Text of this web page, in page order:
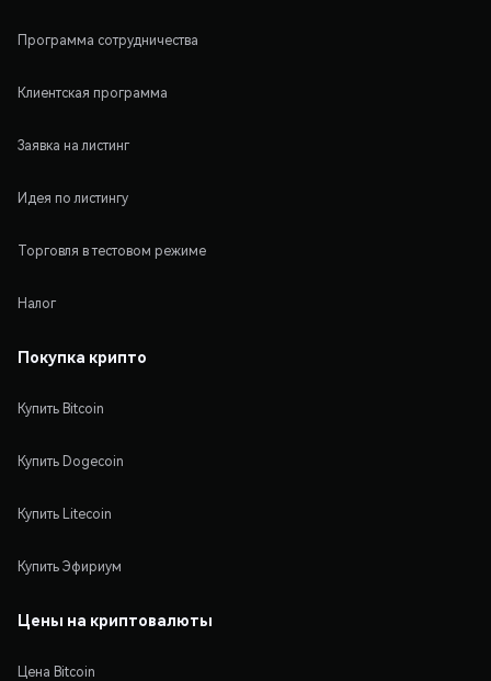
Программа сотрудничества
Клиентская программа
Заявка на листинг
Идея по листингу
Торговля в тестовом режиме
Налог
Покупка крипто
Купить Bitcoin
Купить Dogecoin
Купить Litecoin
Купить Эфириум
Цены на криптовалюты
Цена Bitcoin